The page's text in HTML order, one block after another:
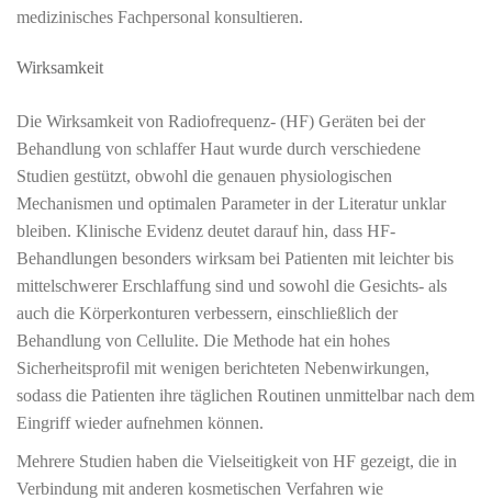
medizinisches Fachpersonal konsultieren.
Wirksamkeit
Die Wirksamkeit von Radiofrequenz- (HF) Geräten bei der
Behandlung von schlaffer Haut wurde durch verschiedene
Studien gestützt, obwohl die genauen physiologischen
Mechanismen und optimalen Parameter in der Literatur unklar
bleiben. Klinische Evidenz deutet darauf hin, dass HF-
Behandlungen besonders wirksam bei Patienten mit leichter bis
mittelschwerer Erschlaffung sind und sowohl die Gesichts- als
auch die Körperkonturen verbessern, einschließlich der
Behandlung von Cellulite. Die Methode hat ein hohes
Sicherheitsprofil mit wenigen berichteten Nebenwirkungen,
sodass die Patienten ihre täglichen Routinen unmittelbar nach dem
Eingriff wieder aufnehmen können.
Mehrere Studien haben die Vielseitigkeit von HF gezeigt, die in
Verbindung mit anderen kosmetischen Verfahren wie